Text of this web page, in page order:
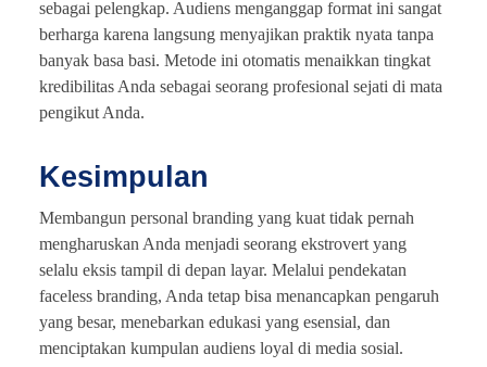
sebagai pelengkap. Audiens menganggap format ini sangat
berharga karena langsung menyajikan praktik nyata tanpa
banyak basa basi. Metode ini otomatis menaikkan tingkat
kredibilitas Anda sebagai seorang profesional sejati di mata
pengikut Anda.
Kesimpulan
Membangun personal branding yang kuat tidak pernah
mengharuskan Anda menjadi seorang ekstrovert yang
selalu eksis tampil di depan layar. Melalui pendekatan
faceless branding, Anda tetap bisa menancapkan pengaruh
yang besar, menebarkan edukasi yang esensial, dan
menciptakan kumpulan audiens loyal di media sosial.